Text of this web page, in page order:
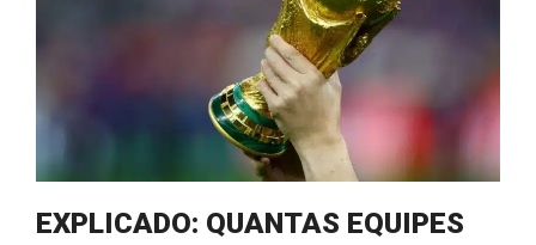
EXPLICADO: QUANTAS EQUIPES